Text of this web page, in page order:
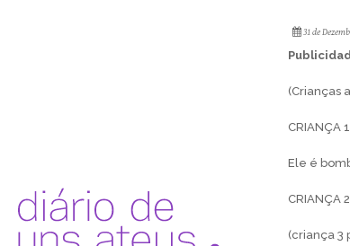
31 de
(Crianças
CRIANÇA
Ele é
CRIANÇA
(criança 3